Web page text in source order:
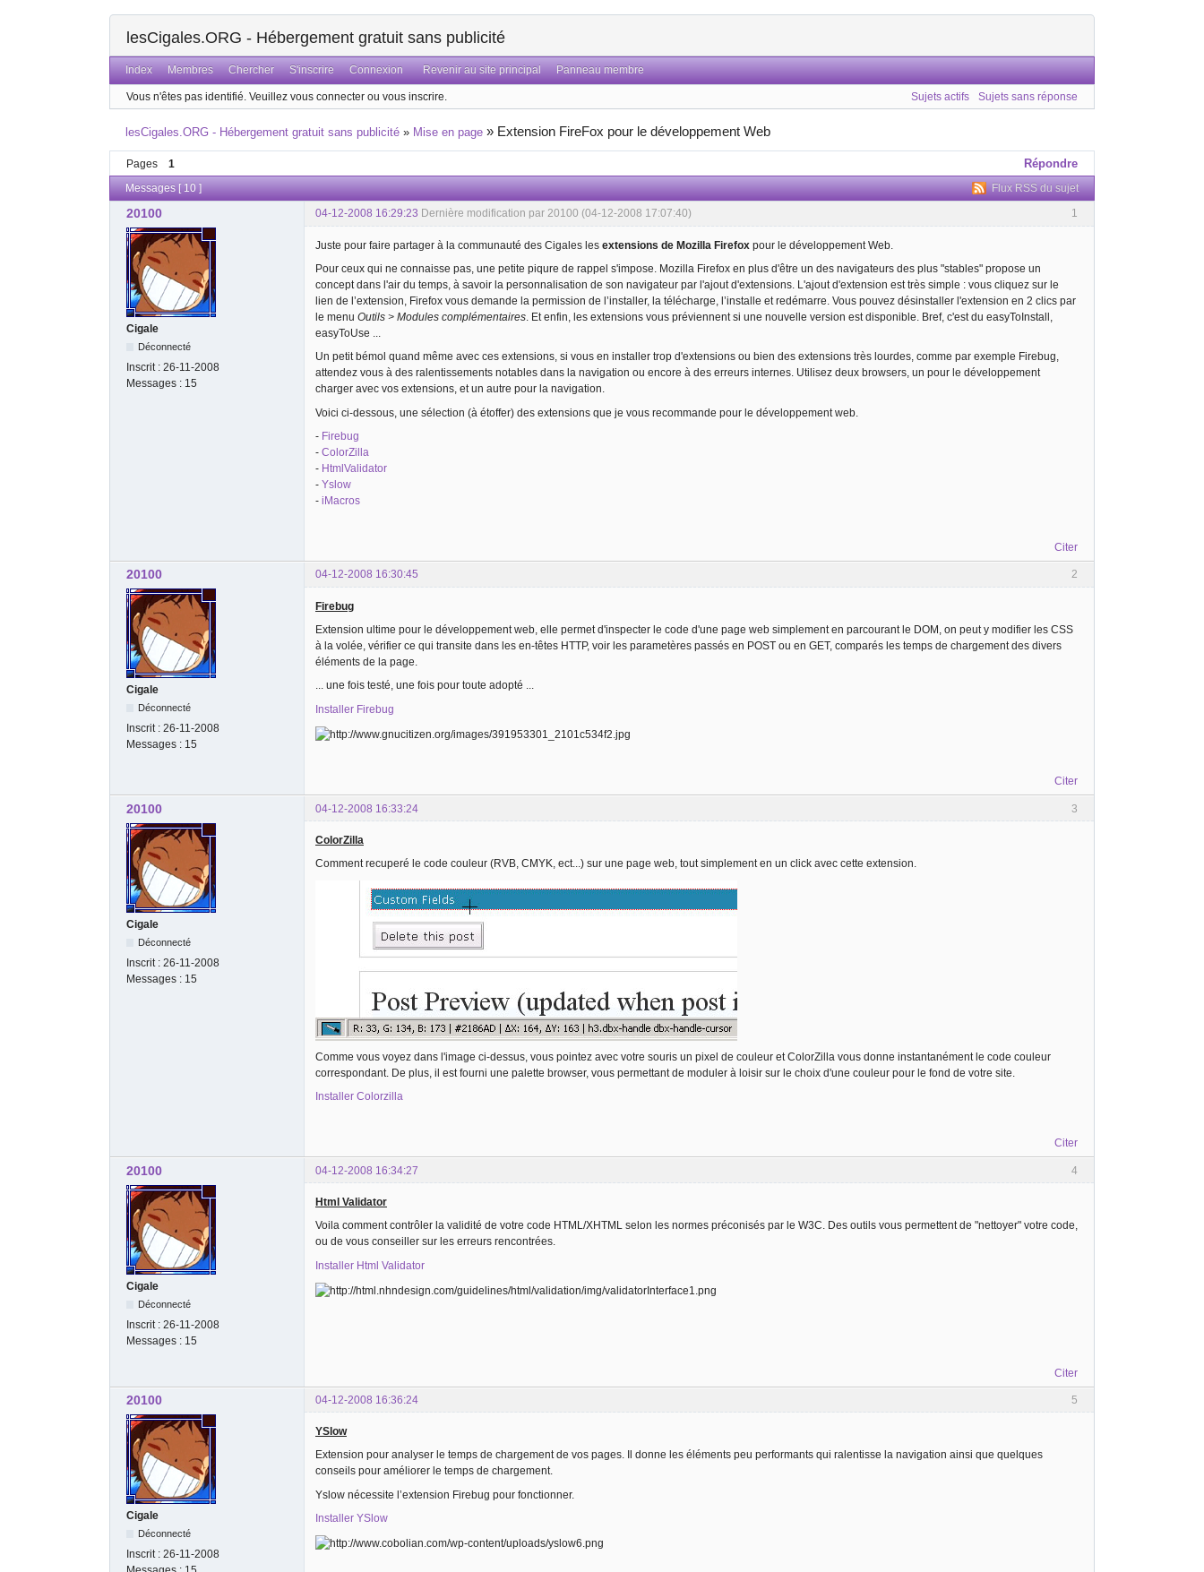
lesCigales.ORG - Hébergement gratuit sans publicité
Index Membres Chercher S'inscrire Connexion Revenir au site principal Panneau membre
Vous n'êtes pas identifié. Veuillez vous connecter ou vous inscrire. Sujets actifs Sujets sans réponse
lesCigales.ORG - Hébergement gratuit sans publicité » Mise en page » Extension FireFox pour le développement Web
Pages 1 Répondre
Flux RSS du sujet
Messages [ 10 ]
1
20100 04-12-2008 16:29:23 Dernière modification par 20100 (04-12-2008 17:07:40)
Cigale
Déconnecté
Inscrit : 26-11-2008
Messages : 15
Juste pour faire partager à la communauté des Cigales les extensions de Mozilla Firefox pour le développement Web.
Pour ceux qui ne connaisse pas, une petite piqure de rappel s'impose. Mozilla Firefox en plus d'être un des navigateurs des plus "stables" propose un
concept dans l'air du temps, à savoir la personnalisation de son navigateur par l'ajout d'extensions. L'ajout d'extension est très simple : vous cliquez sur le
lien de l’extension, Firefox vous demande la permission de l’installer, la télécharge, l’installe et redémarre. Vous pouvez désinstaller l'extension en 2 clics par
le menu Outils > Modules complémentaires. Et enfin, les extensions vous préviennent si une nouvelle version est disponible. Bref, c'est du easyToInstall,
easyToUse ...
Un petit bémol quand même avec ces extensions, si vous en installer trop d'extensions ou bien des extensions très lourdes, comme par exemple Firebug,
attendez vous à des ralentissements notables dans la navigation ou encore à des erreurs internes. Utilisez deux browsers, un pour le développement
charger avec vos extensions, et un autre pour la navigation.
Voici ci-dessous, une sélection (à étoffer) des extensions que je vous recommande pour le développement web.
- Firebug
- ColorZilla
- HtmlValidator
- Yslow
- iMacros
Citer
2
20100 04-12-2008 16:30:45
Cigale
Déconnecté
Inscrit : 26-11-2008
Messages : 15
Firebug
Extension ultime pour le développement web, elle permet d'inspecter le code d'une page web simplement en parcourant le DOM, on peut y modifier les CSS
à la volée, vérifier ce qui transite dans les en-têtes HTTP, voir les parametères passés en POST ou en GET, comparés les temps de chargement des divers
éléments de la page.
... une fois testé, une fois pour toute adopté ...
Installer Firebug
Citer
3
20100 04-12-2008 16:33:24
Cigale
Déconnecté
Inscrit : 26-11-2008
Messages : 15
ColorZilla
Comment recuperé le code couleur (RVB, CMYK, ect...) sur une page web, tout simplement en un click avec cette extension.
Comme vous voyez dans l'image ci-dessus, vous pointez avec votre souris un pixel de couleur et ColorZilla vous donne instantanément le code couleur
correspondant. De plus, il est fourni une palette browser, vous permettant de moduler à loisir sur le choix d'une couleur pour le fond de votre site.
Installer Colorzilla
Citer
4
20100 04-12-2008 16:34:27
Cigale
Déconnecté
Inscrit : 26-11-2008
Messages : 15
Html Validator
Voila comment contrôler la validité de votre code HTML/XHTML selon les normes préconisés par le W3C. Des outils vous permettent de "nettoyer" votre code,
ou de vous conseiller sur les erreurs rencontrées.
Installer Html Validator
Citer
5
20100 04-12-2008 16:36:24
Cigale
Déconnecté
Inscrit : 26-11-2008
YSlow
Extension pour analyser le temps de chargement de vos pages. Il donne les éléments peu performants qui ralentisse la navigation ainsi que quelques
conseils pour améliorer le temps de chargement.
Yslow nécessite l’extension Firebug pour fonctionner.
Installer YSlow